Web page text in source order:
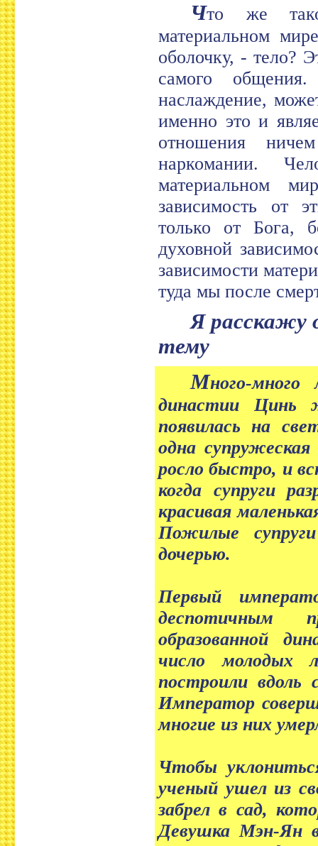
Что же
материальном
оболочку, - тело?
самого
наслаждение,
именно это и
отношения
наркомании.
материальном
зависимость от
только от Бога,
духовной
зависимости
туда мы после
Я расскажу одну китайскую историю на эту
тему
Много-
династии Цинь
появилась на
одна
росло быстро, и
когда супруги
красивая
Пожилые
дочерью.
Первый
деспотичным
образованной
число молодых
построили вдоль
Император
многие из них
Чтобы
ученый ушел из
забрел в сад,
Девушка Мэн-Ян